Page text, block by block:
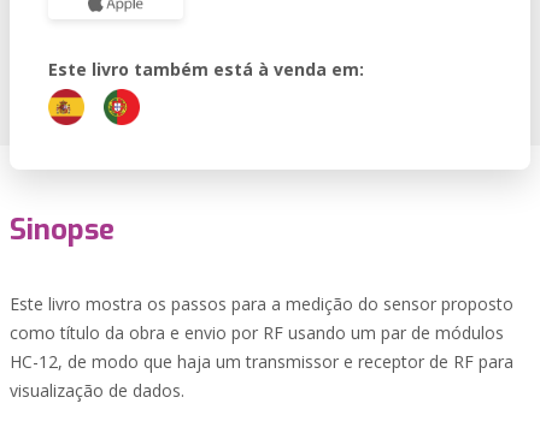
Este livro também está à venda em:
Sinopse
Este livro mostra os passos para a medição do sensor proposto
como título da obra e envio por RF usando um par de módulos
HC-12, de modo que haja um transmissor e receptor de RF para
visualização de dados.